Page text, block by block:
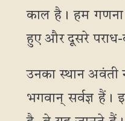
काल है। हम गणना
हुए और दूसरे पराध-
उनका स्थान
भगवान् सर्वज्ञ हैं।